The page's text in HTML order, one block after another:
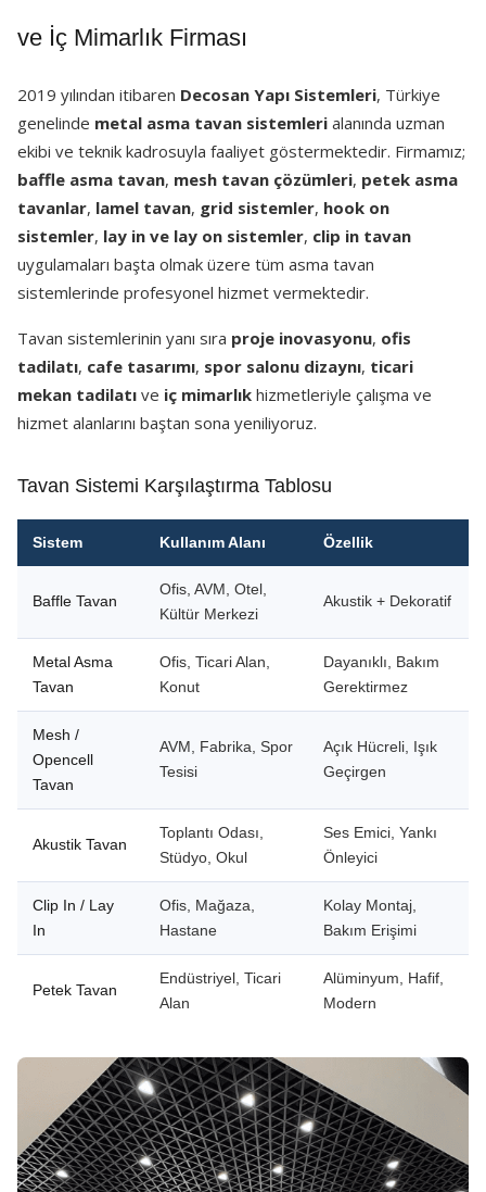
ve İç Mimarlık Firması
2019 yılından itibaren Decosan Yapı Sistemleri, Türkiye
genelinde metal asma tavan sistemleri alanında uzman
ekibi ve teknik kadrosuyla faaliyet göstermektedir. Firmamız;
baffle asma tavan, mesh tavan çözümleri, petek asma
tavanlar, lamel tavan, grid sistemler, hook on
sistemler, lay in ve lay on sistemler, clip in tavan
uygulamaları başta olmak üzere tüm asma tavan
sistemlerinde profesyonel hizmet vermektedir.
Tavan sistemlerinin yanı sıra proje inovasyonu, ofis
tadilatı, cafe tasarımı, spor salonu dizaynı, ticari
mekan tadilatı ve iç mimarlık hizmetleriyle çalışma ve
hizmet alanlarını baştan sona yeniliyoruz.
Tavan Sistemi Karşılaştırma Tablosu
Sistem Kullanım Alanı Özellik
Baffle Tavan
Ofis, AVM, Otel,
Kültür Merkezi
Akustik + Dekoratif
Metal Asma
Tavan
Ofis, Ticari Alan,
Konut
Dayanıklı, Bakım
Gerektirmez
Mesh /
Opencell
Tavan
AVM, Fabrika, Spor
Tesisi
Açık Hücreli, Işık
Geçirgen
Akustik Tavan
Toplantı Odası,
Stüdyo, Okul
Ses Emici, Yankı
Önleyici
Clip In / Lay
In
Ofis, Mağaza,
Hastane
Kolay Montaj,
Bakım Erişimi
Petek Tavan
Endüstriyel, Ticari
Alan
Alüminyum, Hafif,
Modern